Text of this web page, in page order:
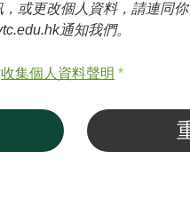
或更改個人資料，請連同
通知我們。
收集個人資料聲明 *